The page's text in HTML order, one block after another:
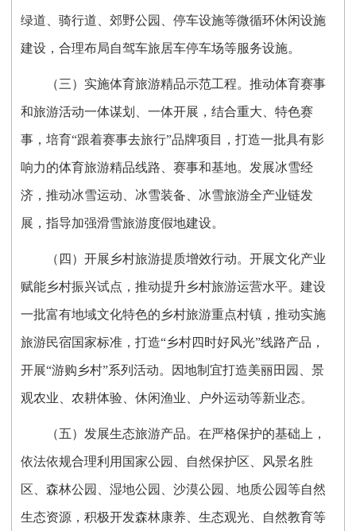
绿道、骑行道、郊野公园、停车设施等微循环休闲设施
建设，合理布局自驾车旅居车停车场等服务设施。
（三）实施体育旅游精品示范工程。推动体育赛事
和旅游活动一体谋划、一体开展，结合重大、特色赛
事，培育“跟着赛事去旅行”品牌项目，打造一批具有影
响力的体育旅游精品线路、赛事和基地。发展冰雪经
济，推动冰雪运动、冰雪装备、冰雪旅游全产业链发
展，指导加强滑雪旅游度假地建设。
（四）开展乡村旅游提质增效行动。开展文化产业
赋能乡村振兴试点，推动提升乡村旅游运营水平。建设
一批富有地域文化特色的乡村旅游重点村镇，推动实施
旅游民宿国家标准，打造“乡村四时好风光”线路产品，
开展“游购乡村”系列活动。因地制宜打造美丽田园、景
观农业、农耕体验、休闲渔业、户外运动等新业态。
（五）发展生态旅游产品。在严格保护的基础上，
依法依规合理利用国家公园、自然保护区、风景名胜
区、森林公园、湿地公园、沙漠公园、地质公园等自然
生态资源，积极开发森林康养、生态观光、自然教育等